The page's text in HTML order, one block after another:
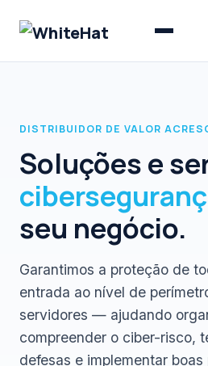
DISTRIBUIDOR DE VALOR
Soluções e
seu negócio.
Garantimos a proteção de
entrada ao nível de
servidores — ajudando
compreender o ciber-risco,
defesas e implementar